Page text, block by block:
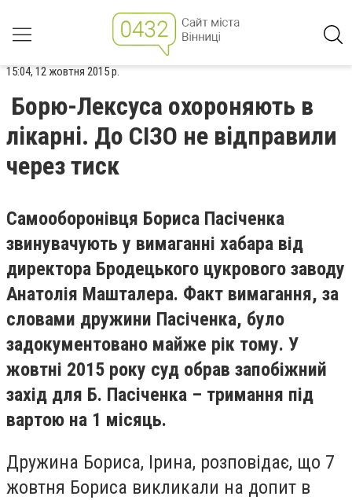
15:04, 12 жовтня 2015 р.
Борю-Лексуса охороняють в
лікарні. До СІЗО не відправили
через тиск
Самооборонівця Бориса Пасіченка
звинувачують у вимаганні хабара від
директора Бродецького цукрового заводу
Анатолія Машталера. Факт вимагання, за
словами дружини Пасіченка, було
задокументовано майже рік тому. У
жовтні 2015 року суд обрав запобіжний
захід для Б. Пасіченка – тримання під
вартою на 1 місяць.
Дружина Бориса, Ірина, розповідає, що 7
жовтня Бориса викликали на допит в